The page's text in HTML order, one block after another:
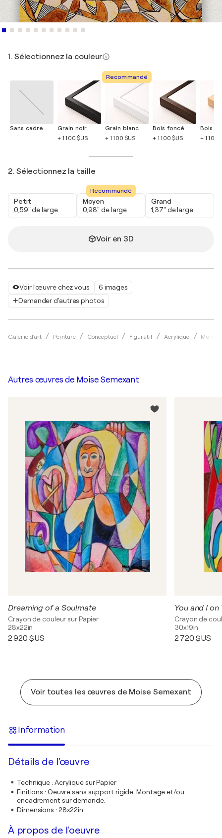
Voir l'œuvre chez vous
6 images
Demander d'autres photos
Galerie d'art Peinture Conceptuel Figuratif Acrylique Moise
1. Sélectionnez la couleur
Sans cadre
Grain noir
+ 1 100 $US
Recommandé
Grain blanc
+ 1 100 $US
Bois foncé
+ 1 100 $US
Bois
+ 1 100
2. Sélectionnez la taille
Petit
0,59" de large
Recommandé
Moyen
0,98" de large
Grand
1,37" de large
Voir en 3D
Autres œuvres de Moise Semexant
Dreaming of a Soulmate
Crayon de couleur sur Papier
28x22in
2 920 $US
You and I
Crayon de
30x19in
2 720 $US
Voir toutes les œuvres de Moise Semexant
Information
Détails de l'œuvre
Technique: Acrylique sur Papier
Finitions : Oeuvre sans support rigide. Montage et/ou
encadrement sur demande.
Dimensions : 28x22in
À propos de l'oeuvre